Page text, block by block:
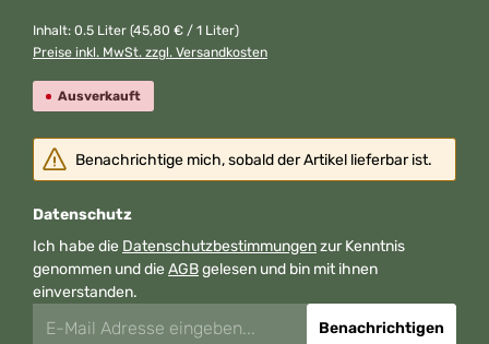
Inhalt: 0.5 Liter (45,80 € / 1 Liter)
Preise inkl. MwSt. zzgl. Versandkosten
Ausverkauft
Benachrichtige mich, sobald der Artikel lieferbar ist.
Datenschutz
Ich habe die Datenschutzbestimmungenzur Kenntnis
genommen und dieAGBgelesen und bin mit ihnen
einverstanden.
Benachrichtigen